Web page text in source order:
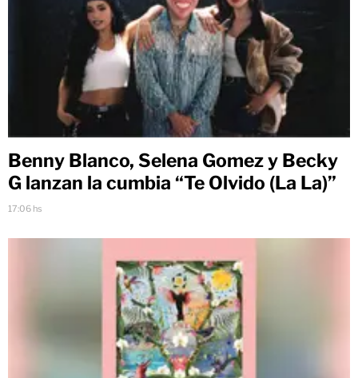
Benny Blanco, Selena Gomez y Becky
G lanzan la cumbia “Te Olvido (La La)”
17:06 hs